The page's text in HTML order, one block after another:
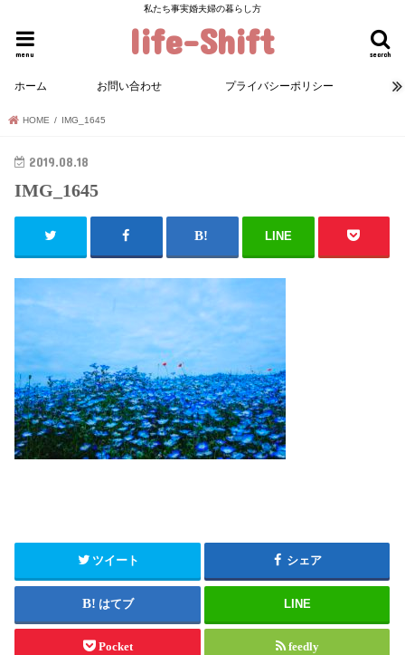
私たち事実婚夫婦の暮らし方
life-Shift search
menu
ホーム お問い合わせ プライバシーポリシー
HOME IMG_1645
2019.08.18
IMG_1645
LINE
ツイート シェア
はてブ LINE
Pocket feedly